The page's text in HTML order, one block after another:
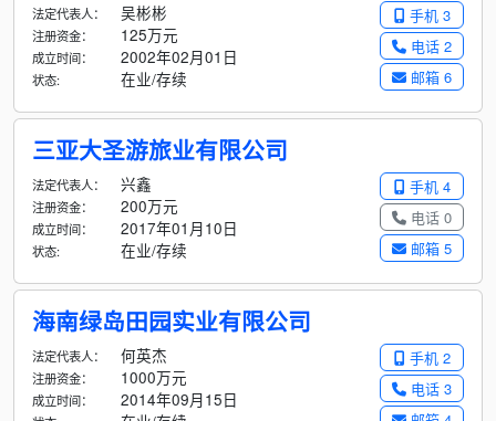
手机 3
电话 2
邮箱 6
法定代表人： 吴彬彬
注册资金： 125万元
成立时间： 2002年02月01日
状态: 在业/存续
三亚大圣游旅业有限公司
手机 4
电话 0
邮箱 5
法定代表人： 兴鑫
注册资金： 200万元
成立时间： 2017年01月10日
状态: 在业/存续
海南绿岛田园实业有限公司
手机 2
电话 3
法定代表人： 何英杰
注册资金： 1000万元
成立时间： 2014年09月15日